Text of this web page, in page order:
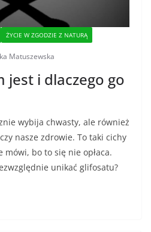
ŻYCIE W ZGODZIE Z NATURĄ
Matuszewska
jest i dlaczego go
wybija chwasty, ale również
nasze zdrowie. To taki cichy
bo to się nie opłaca.
unikać glifosatu?